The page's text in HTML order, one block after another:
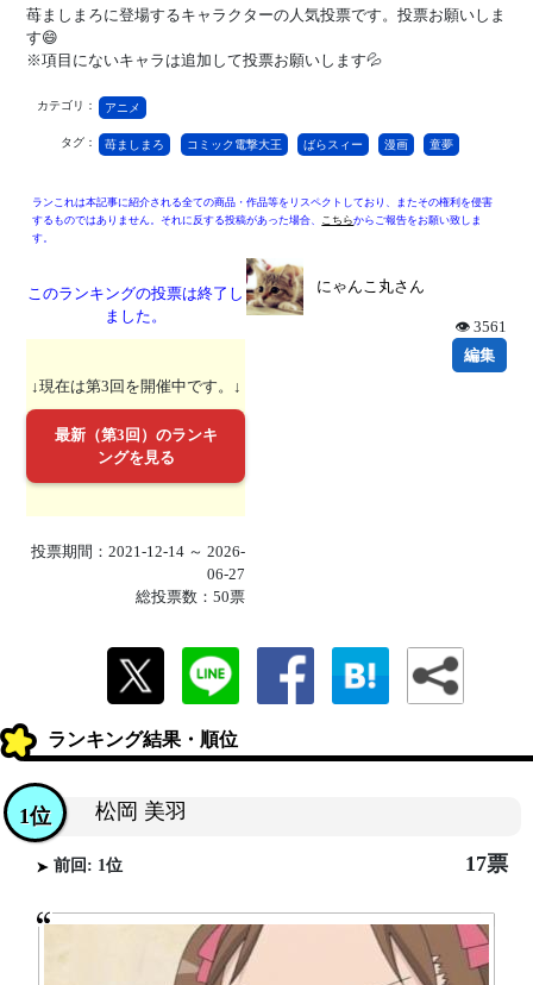
苺ましまろに登場するキャラクターの人気投票です。投票お願いしま
す😄
※項目にないキャラは追加して投票お願いします💦
カテゴリ： アニメ
タグ： 苺ましまろ コミック電撃大王 ばらスィー 漫画 童夢
ランこれは本記事に紹介される全ての商品・作品等をリスペクトしており、またその権利を侵害
するものではありません。それに反する投稿があった場合、 こちらからご報告をお願い致しま
す。
このランキングの投票は終了し
ました。
↓現在は第3回を開催中です。↓
最新（第3回）のランキ
ングを見る
投票期間：2021-12-14 ～ 2026-
06-27
総投票数：50票
にゃんこ丸さん
👁 3561
編集
ランキング結果・順位
松岡 美羽
1位
前回: 1位 17票